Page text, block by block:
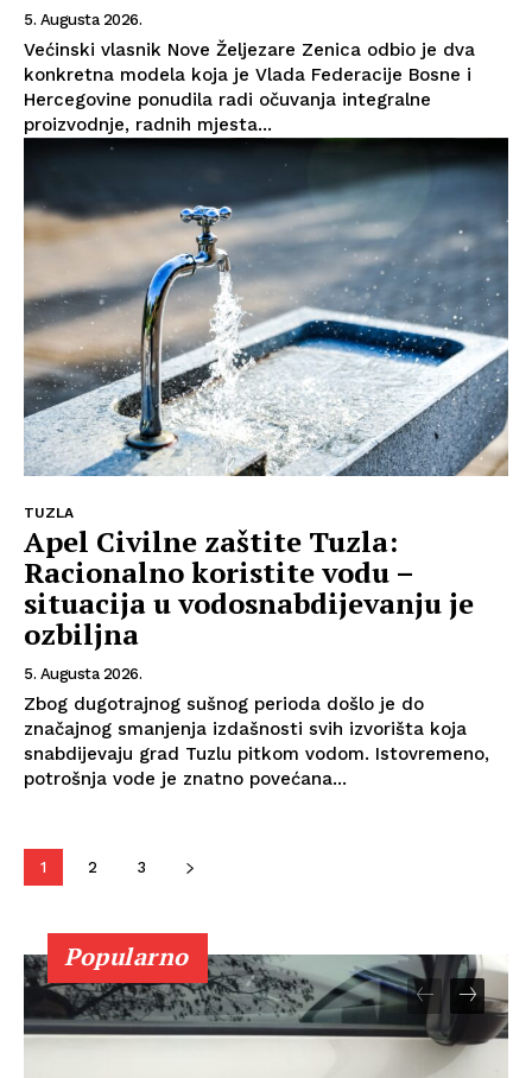
5. Augusta 2026.
Većinski vlasnik Nove Željezare Zenica odbio je dva
konkretna modela koja je Vlada Federacije Bosne i
Hercegovine ponudila radi očuvanja integralne
proizvodnje, radnih mjesta...
TUZLA
Apel Civilne zaštite Tuzla:
Racionalno koristite vodu –
situacija u vodosnabdijevanju je
ozbiljna
5. Augusta 2026.
Zbog dugotrajnog sušnog perioda došlo je do
značajnog smanjenja izdašnosti svih izvorišta koja
snabdijevaju grad Tuzlu pitkom vodom. Istovremeno,
potrošnja vode je znatno povećana...
1 2 3
Popularno